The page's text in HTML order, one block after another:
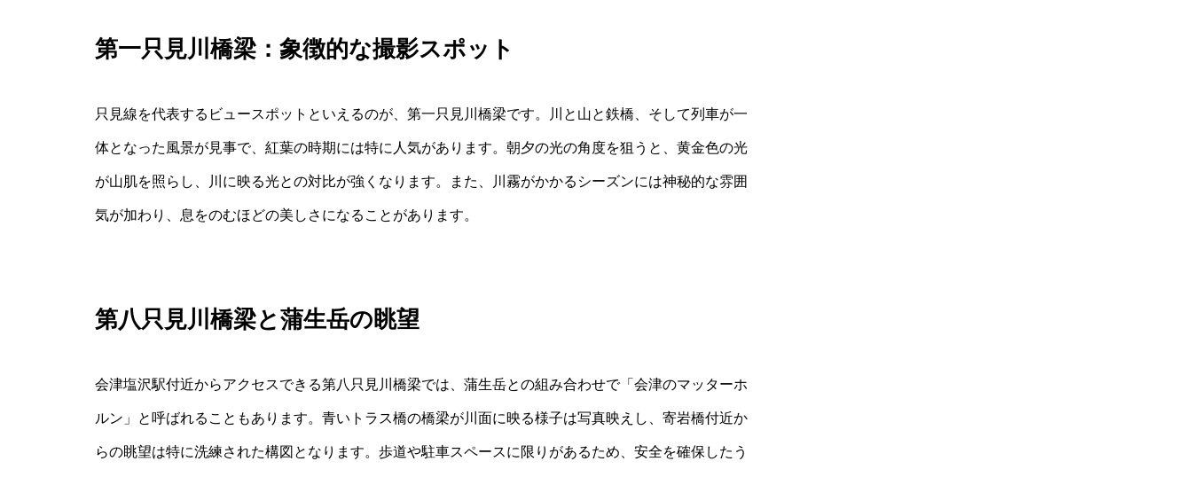
第一只見川橋梁：象徴的な撮影スポット
只見線を代表するビュースポットといえるのが、第一只見川橋梁です。川と山と鉄橋、そして列車が一
体となった風景が見事で、紅葉の時期には特に人気があります。朝夕の光の角度を狙うと、黄金色の光
が山肌を照らし、川に映る光との対比が強くなります。また、川霧がかかるシーズンには神秘的な雰囲
気が加わり、息をのむほどの美しさになることがあります。
第八只見川橋梁と蒲生岳の眺望
会津塩沢駅付近からアクセスできる第八只見川橋梁では、蒲生岳との組み合わせで「会津のマッターホ
ルン」と呼ばれることもあります。青いトラス橋の橋梁が川面に映る様子は写真映えし、寄岩橋付近か
らの眺望は特に洗練された構図となります。歩道や駐車スペースに限りがあるため、安全を確保したう